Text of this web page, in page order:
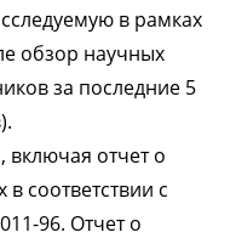
в рамках
обзор научных
за последние 5
включая отчет о
соответствии с
96. Отчет о